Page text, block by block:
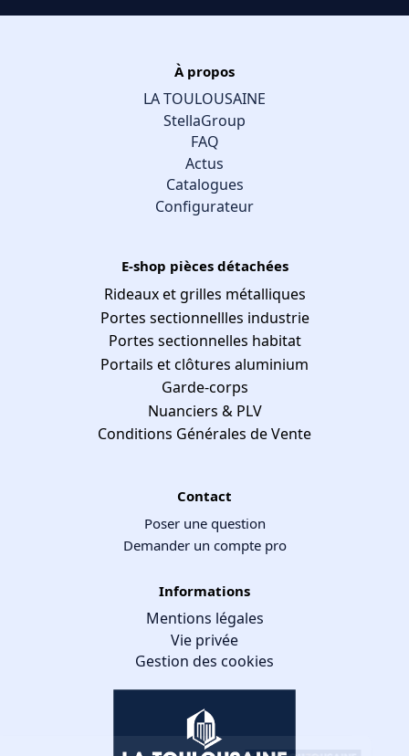
À propos
LA TOULOUSAINE
StellaGroup
FAQ
Actus
Catalogues
Configurateur
E-shop pièces détachées
Rideaux et grilles métalliques
Portes sectionnellles industrie
Portes sectionnelles habitat
Portails et clôtures aluminium
Garde-corps
Nuanciers & PLV
Conditions Générales de Vente
Contact
Poser une question
Demander un compte pro
Informations
Mentions légales
Vie privée
Gestion des cookies